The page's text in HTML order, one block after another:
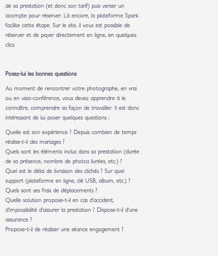
de sa prestation (et donc son tarif) puis verser un
acompte pour réserver. Là encore, la plateforme Spark
facilite cette étape. Sur le site, il vous est possible de
réserver et de payer directement en ligne, en quelques
clics.
Posez-lui les bonnes questions
Au moment de rencontrer votre photographe, en vrai
ou en visio-conférence, vous devez apprendre à le
connaître, comprendre sa façon de travailler. Il est donc
intéressant de lui poser quelques questions :
Quelle est son expérience ? Depuis combien de temps
réalise-t-il des mariages ?
Quels sont les éléments inclus dans sa prestation (durée
de sa présence, nombre de photos livrées, etc.) ?
Quel est le délai de livraison des clichés ? Sur quel
support (plateforme en ligne, clé USB, album, etc.) ?
Quels sont ses frais de déplacements ?
Quelle solution propose-t-il en cas d’accident,
d’impossibilité d’assurer la prestation ? Dispose-t-il d’une
assurance ?
Propose-t-il de réaliser une séance engagement ?